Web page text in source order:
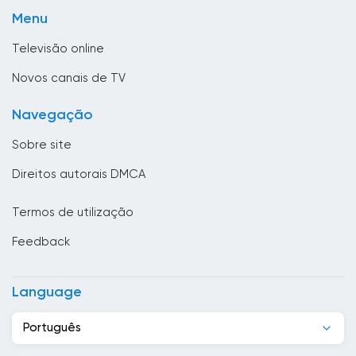
Chipre
Cidade do Vaticano
Colômbia
Djibuti
El Salvador
Menu
Televisão online
Novos canais de TV
Navegação
Sobre site
Direitos autorais DMCA
Termos de utilização
Feedback
Language
Português